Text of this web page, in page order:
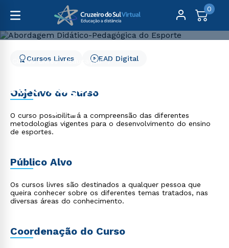
0
Cursos Livres
Educação
Abordagem Didático-
Pedagógica do Esporte
Cursos Livres EAD Digital
Objetivo do curso
O curso possibilitará a compreensão das diferentes
metodologias vigentes para o desenvolvimento do ensino
de esportes.
Público Alvo
Os cursos livres são destinados a qualquer pessoa que
queira conhecer sobre os diferentes temas tratados, nas
diversas áreas do conhecimento.
Coordenação do Curso